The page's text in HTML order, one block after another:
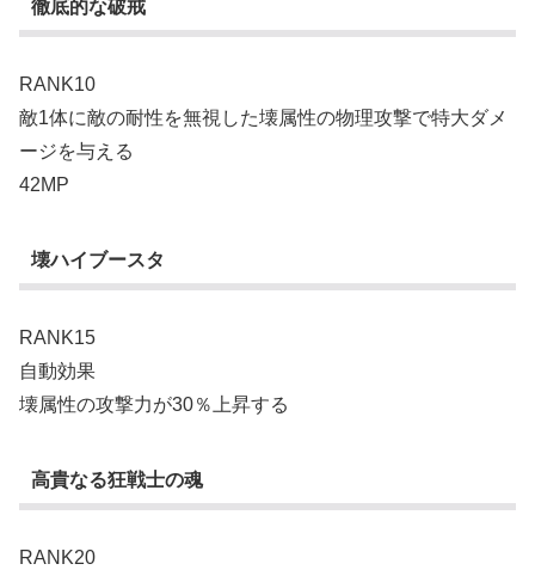
徹底的な破戒
RANK10
敵1体に敵の耐性を無視した壊属性の物理攻撃で特大ダメ
ージを与える
42MP
壊ハイブースタ
RANK15
自動効果
壊属性の攻撃力が30％上昇する
高貴なる狂戦士の魂
RANK20